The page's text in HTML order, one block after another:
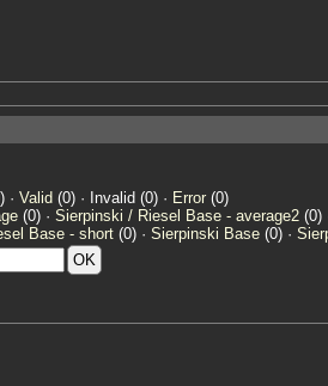
· Valid (0) · Invalid (0) · Error (0)
(0) · Sierpinski / Riesel Base - average2(0)
Base - short(0) · Sierpinski Base(0) ·